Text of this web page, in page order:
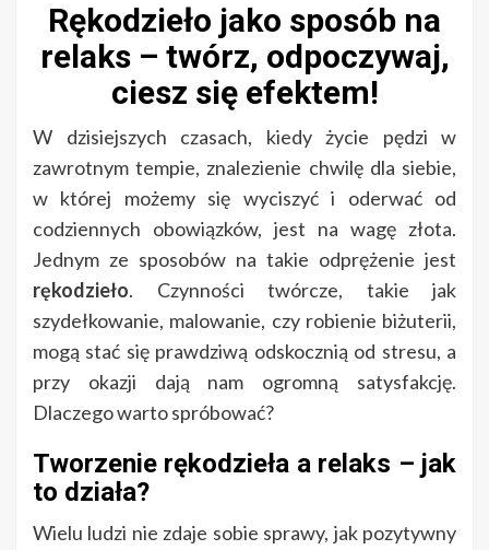
Rękodzieło jako sposób na
relaks – twórz, odpoczywaj,
ciesz się efektem!
W dzisiejszych czasach, kiedy życie pędzi w
zawrotnym tempie, znalezienie chwilę dla siebie,
w której możemy się wyciszyć i oderwać od
codziennych obowiązków, jest na wagę złota.
Jednym ze sposobów na takie odprężenie jest
rękodzieło. Czynności twórcze, takie jak
szydełkowanie, malowanie, czy robienie biżuterii,
mogą stać się prawdziwą odskocznią od stresu, a
przy okazji dają nam ogromną satysfakcję.
Dlaczego warto spróbować?
Tworzenie rękodzieła a relaks – jak
to działa?
Wielu ludzi nie zdaje sobie sprawy, jak pozytywny